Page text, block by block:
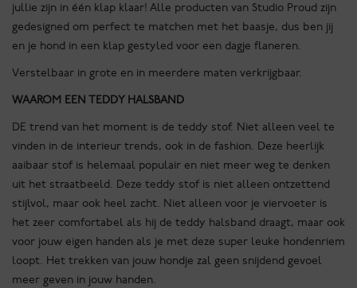
jullie zijn in één klap klaar! Alle producten van Studio Proud zijn
gedesigned om perfect te matchen met het baasje, dus ben jij
en je hond in een klap gestyled voor een dagje flaneren.
Verstelbaar in grote en in meerdere maten verkrijgbaar.
WAAROM EEN TEDDY HALSBAND
DE trend van het moment is de teddy stof. Niet alleen veel te
vinden in de interieur trends, ook in de fashion. Deze heerlijk
aaibaar stof is helemaal populair en niet meer weg te denken
uit het straatbeeld. Deze teddy stof is niet alleen ontzettend
stijlvol, maar ook heel zacht. Niet alleen voor je viervoeter is
het zeer comfortabel als hij de teddy halsband draagt, maar ook
voor jouw eigen handen als je met deze super leuke hondenriem
loopt. Het trekken van jouw hondje zal geen snijdend gevoel
meer geven in jouw handen.